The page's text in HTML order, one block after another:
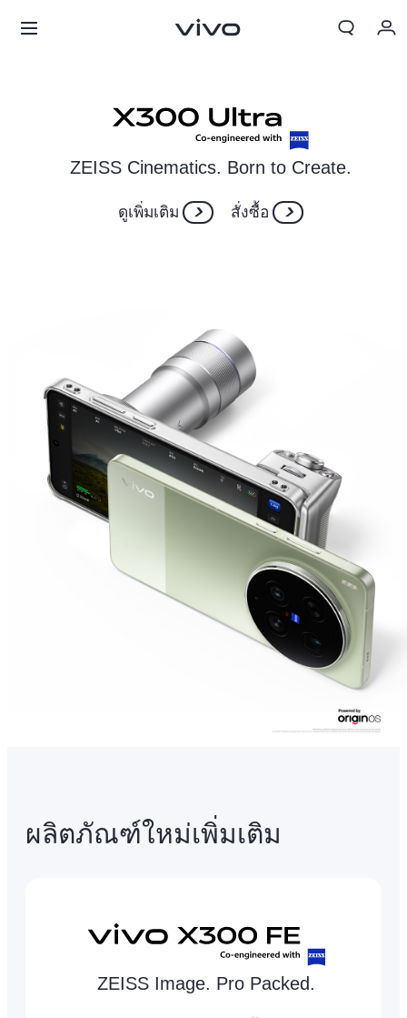
ประเทศไทย | เลือกประเทศ/ภูมิภาค
ลงชื่อเข้าใช้/ลงทะเบียน
ZEISS Cinematics. Born to Create.
ดูเพิ่มเติม สั่งซื้อ
ผลิตภัณฑ์ใหม่เพิ่มเติม
ZEISS Image. Pro Packed.